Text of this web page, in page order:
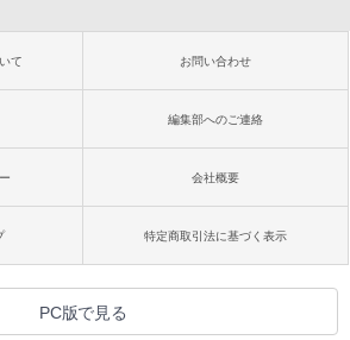
て お問い合わせ
編集部へのご連絡
会社概要
特定商取引法に基づく表示
PC版で見る